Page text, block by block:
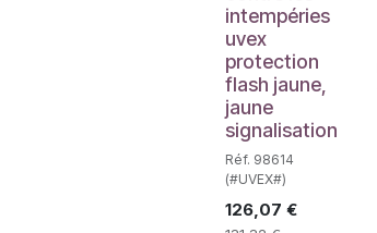
intempéries
uvex
protection
flash jaune,
jaune
signalisation
Réf. 98614
(#UVEX#)
126,07 €